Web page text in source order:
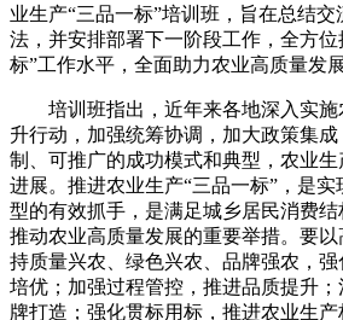
业生产“三品一标”培训班，旨在总结
法，并安排部署下一阶段工作，全方
标”工作水平，全面助力农业高质量发展
培训班指出，近年来各地深入实施
升行动，加强统筹协调，加大政策集
制、可推广的成功模式和典型，农业生
进展。推进农业生产“三品一标”，是
型的有效抓手，是满足城乡居民消费
推动农业高质量发展的重要举措。要
持质量兴农、绿色兴农、品牌强农，
培优；加强过程管控，推进品质提升
牌打造；强化贯标用标，推进农业生